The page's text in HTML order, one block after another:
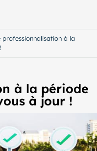
professionnalisation à la
à la période
à jour !